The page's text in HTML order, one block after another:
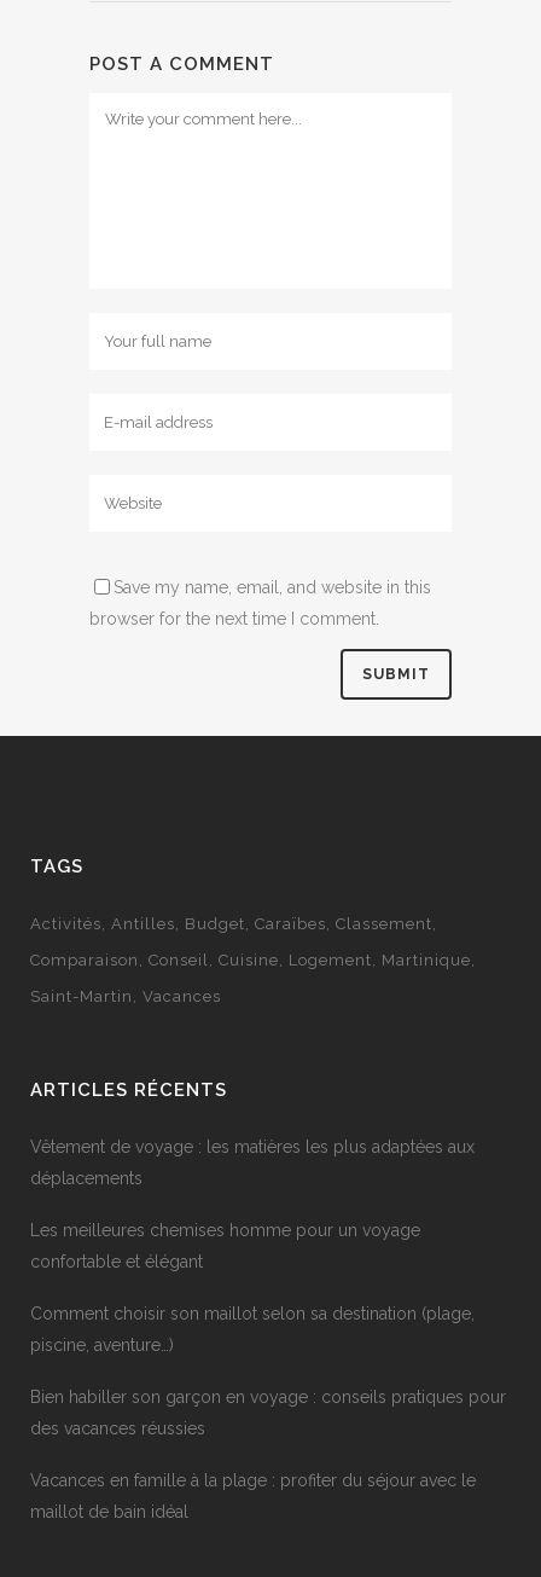
POST A COMMENT
Save my name, email, and website in this
browser for the next time I comment.
TAGS
Activités Antilles Budget Caraïbes Classement
Comparaison
Conseil Cuisine Logement
Martinique
Saint-Martin
Vacances
ARTICLES RÉCENTS
Vêtement de voyage : les matières les plus adaptées aux
déplacements
Les meilleures chemises homme pour un voyage
confortable et élégant
Comment choisir son maillot selon sa destination (plage,
piscine, aventure…)
Bien habiller son garçon en voyage : conseils pratiques pour
des vacances réussies
Vacances en famille à la plage : profiter du séjour avec le
maillot de bain idéal